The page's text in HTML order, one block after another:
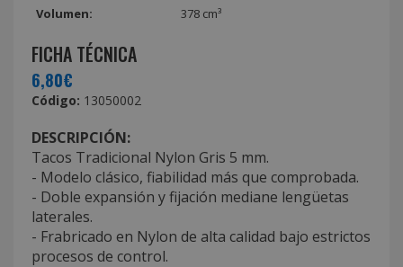
Volumen:
378 cm³
FICHA TÉCNICA
6,80€
Código: 13050002
DESCRIPCIÓN:
Tacos Tradicional Nylon Gris 5 mm.
- Modelo clásico, fiabilidad más que comprobada.
- Doble expansión y fijación mediane lengüetas
laterales.
- Frabricado en Nylon de alta calidad bajo estrictos
procesos de control.